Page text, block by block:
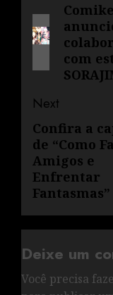
com
Next
Confira a
de “Como
Amigos e
Enfrentar
Fantasmas”
Deixe um
Você precisa